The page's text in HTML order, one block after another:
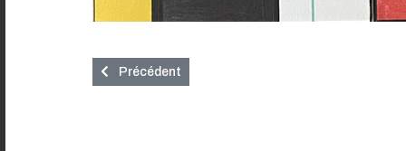
Article précédent : Alexander Tuka - Artiste
Précédent